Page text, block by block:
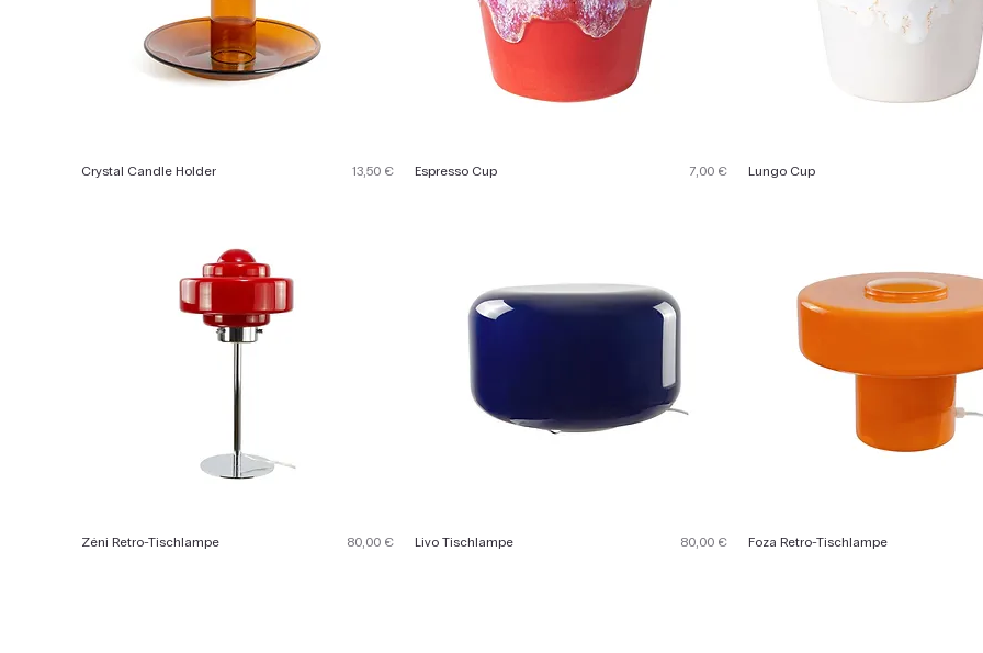
Crystal Candle Holder Preis
13,50 € Espresso Cup Preis
7,00 € Lungo Cup
Zéni Retro-Tischlampe Preis
80,00 € Livo Tischlampe Preis
80,00 € Foza Retro-Tischlampe